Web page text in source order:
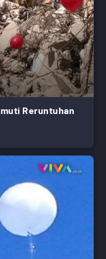
Reruntuhan